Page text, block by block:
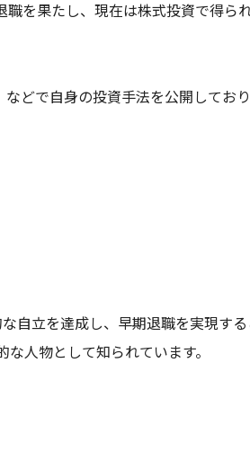
を果たし、現在は株式投資で得ら
どで自身の投資手法を公開しており
自立を達成し、早期退職を実現する
人物として知られています。